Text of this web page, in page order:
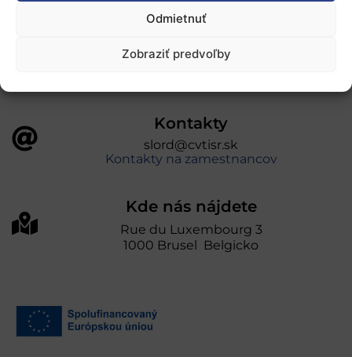
Odmietnuť
Zobraziť predvoľby
prevádzkuje Centrum vedecko-technických
informácií SR“
Kontakty
slord@cvtisr.sk
Kontakty na zamestnancov
Kde nás nájdete
Rue du Luxembourg 3
1000 Brusel Belgicko